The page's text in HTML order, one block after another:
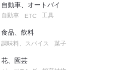
自動車、オートバイ
自動車 ETC 工具
食品、飲料
調味料、スパイス 菓子
花、園芸